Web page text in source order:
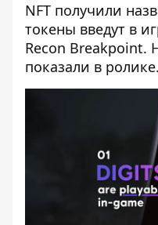
NFT получили
токены введут в
Recon Breakpoint.
показали в ролике.